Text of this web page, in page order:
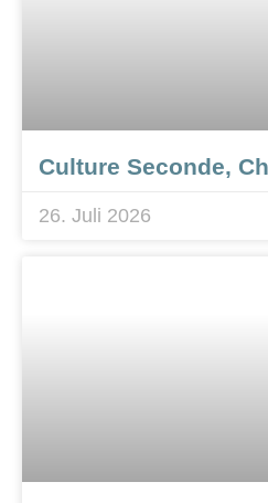
Culture Seconde,
26. Juli 2026